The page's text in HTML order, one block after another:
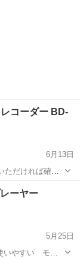
コーダー BD-
6月13日
だければ確認
能性があること
ーダー
ーヤー
5月25日
やすい モデ